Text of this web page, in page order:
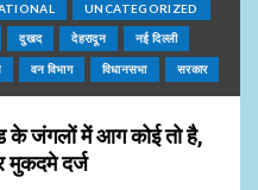
UNCATEGORIZED
दुखद देहरादून नई दिल्ली
वन विभाग विधानसभा सरकार
के जंगलों में आग कोई तो है,
मुकदमे दर्ज